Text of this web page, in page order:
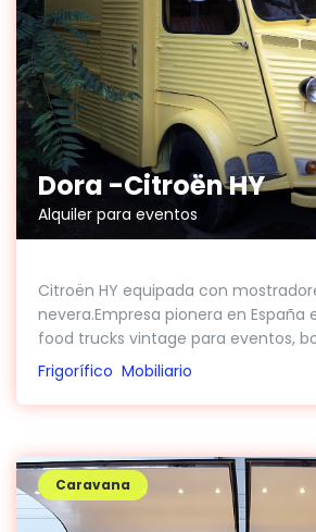
Dora -Citroën HY
Alquiler para eventos
Citroën HY equipada con
nevera.Empresa pionera en España
food trucks vintage para eventos,
Frigorífico Mobiliario
Caravana